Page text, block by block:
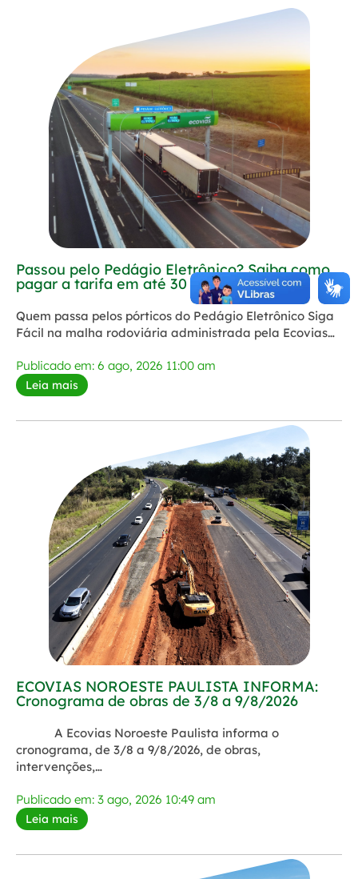
Passou pelo Pedágio Eletrônico? Saiba como
pagar a tarifa em até 30 dias
Quem passa pelos pórticos do Pedágio Eletrônico Siga
Fácil na malha rodoviária administrada pela Ecovias…
Publicado em: 6 ago, 2026 11:00 am
Leia mais
ECOVIAS NOROESTE PAULISTA INFORMA:
Cronograma de obras de 3/8 a 9/8/2026
A Ecovias Noroeste Paulista informa o
cronograma, de 3/8 a 9/8/2026, de obras,
intervenções,…
Publicado em: 3 ago, 2026 10:49 am
Leia mais